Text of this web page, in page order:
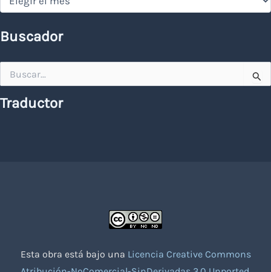
Buscador
por:
Traductor
Esta obra está bajo una Licencia Creative Commons